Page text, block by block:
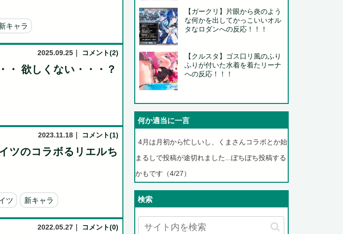
キャラ
2025.09.25｜ コメント(2)
・ 欲しくない・・・？
2023.11.18｜ コメント(1)
ツのコラボるリエルち
ツ 新キャラ
2022.05.27｜ コメント(0)
【ガークリ】片眼から炎のよう
な何かを出してかっこいいオル
タなロダンへの反応！！！
【クルスタ】ゴス口リ風のふり
ふりが付いた水着を着たリーナ
への反応！！！
何か適当に一言
4月は月初から忙しいし、くまさんコラボとか始
まるしで投稿が途切れました...ぼちぼち投稿する
かもです（4/27）
検索